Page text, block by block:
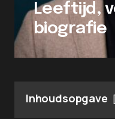
Leeftijd,
biografie
Inhoudsopgave